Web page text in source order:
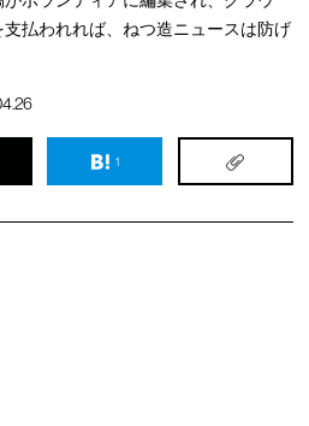
支払われれば、ねつ造ニュースは防げ
1